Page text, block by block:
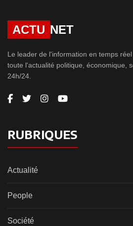
ACTU NET
Le leader de l'information en temps
toute l'actualité politique, économique,
24h/24.
RUBRIQUES
Actualité
People
Société